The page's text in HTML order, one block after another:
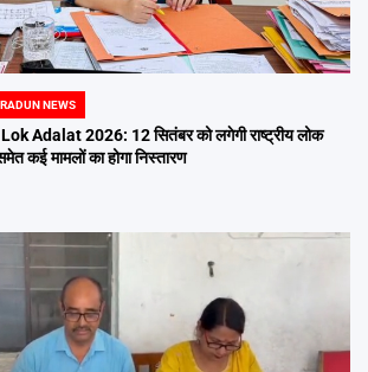
NEWS
Adalat 2026: 12 सितंबर को लगेगी राष्ट्रीय लोक
कई मामलों का होगा निस्तारण